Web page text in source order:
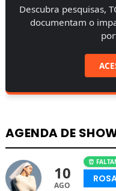
Descubra pesquisas,
documentam o
AGENDA DE
10
AGO
⏰